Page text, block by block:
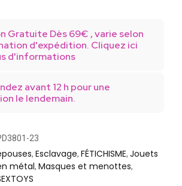
Gratuite Dès 69€ , varie selon
d'expédition. Cliquez ici
d'informations
avant 12 h pour une
le lendemain.
23
, Esclavage, FÉTICHISME, Jouets
métal, Masques et menottes,